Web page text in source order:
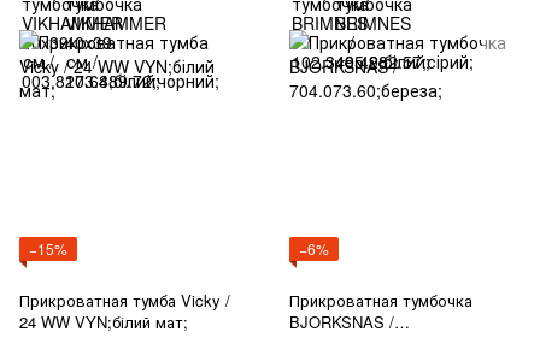
−15%
Прикроватная тумба Vicky /
24 WW VYN;білий мат;
−6%
Прикроватная тумбочка
BJORKSNAS /